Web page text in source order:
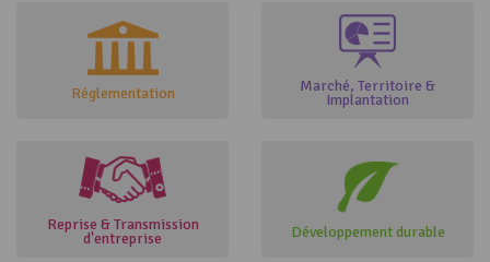
Réglementation Marché, Territoire &
Implantation
Reprise & Transmission
d'entreprise Développement durable